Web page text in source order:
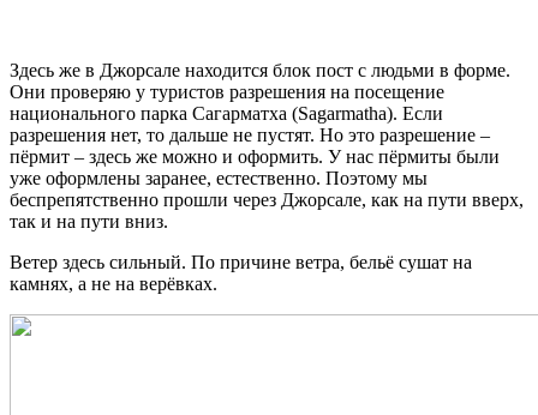
Здесь же в Джорсале находится блок пост с людьми в форме.
Они проверяю у туристов разрешения на посещение
национального парка Сагарматха (Sagarmatha). Если
разрешения нет, то дальше не пустят. Но это разрешение –
пёрмит – здесь же можно и оформить. У нас пёрмиты были
уже оформлены заранее, естественно. Поэтому мы
беспрепятственно прошли через Джорсале, как на пути вверх,
так и на пути вниз.
Ветер здесь сильный. По причине ветра, бельё сушат на
камнях, а не на верёвках.